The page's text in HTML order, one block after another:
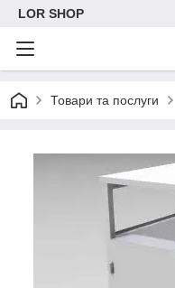
LOR SHOP
Товари та послуги